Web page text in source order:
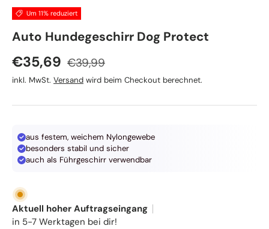
Um 11% reduziert
TRIXIE
Auto Hundegeschirr Dog Protect
Verkaufspreis
€35,69 Normaler Preis
€39,99
inkl. MwSt. Versand wird beim Checkout berechnet.
aus festem, weichem Nylongewebe
besonders stabil und sicher
auch als Führgeschirr verwendbar
Aktuell hoher Auftragseingang
in 5-7 Werktagen bei dir!